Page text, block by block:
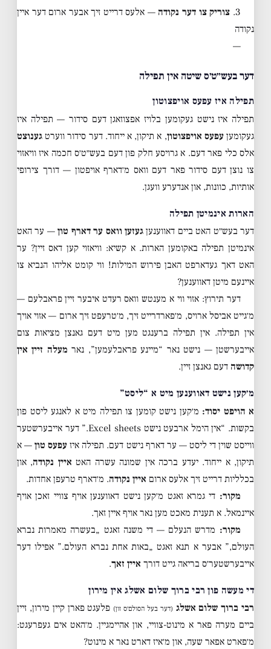
3. צוריק צו דער נקודה — אלעס דרייט זיך אבער ארום דער איין
נקודה
—
דער בעש״ט׳ס שיטה אין תפילה
תפילה איז עפעס אויפצוטון
תפילה איז נישט געקומען בלויז אפצוזאגן דעם סידור — תפילה איז
געקומעןעפעס אויפצוטון, א תיקון, א ייחוד. דער סידור ווערט גענוצט
אלס כלי פאר דעם. א גרויסע חלק פון דעם בעש״ט׳ס חכמה איז וויאזוי
צו נוצן דעם סידור פאר דעם וואס מ׳דארף אויפטון — דורך צירופי
אותיות, כוונות, און אנדערע וועגן.
הארות אינמיטן תפילה
דער בעש״ט האט ביים דאווענעןגעזען וואס ער דארף טון— ער האט
אינמיטן תפילה באקומען הארות. א קשיא: וויאזוי קען דאס זיין? ער
האט דאך געדארפט האבן פירוש המילות! ווי קומט אליהו הנביא צו
איינעם מיטן דאווענען?
דער תירוץ: אזוי ווי א מענטש וואס רעדט איבער זיין פראבלעם —
מ׳גייט אביסל ארויס, מ׳פארדרייט זיך, מ׳טרעפט זיך ארום — אזוי אויך
אין תפילה. אין תפילה ברענגט מען מיט דעם גאנצן מציאות צום
אייבערשטן — נישט נאר “מיינע פראבלעמען”, נאר מעלה זיין אין
קדושה דעם גאנצן זיין.
מ׳קען נישט דאווענען מיט א “ליסט”
א הויפט יסוד: מ׳קען נישט קומען צו תפילה מיט א לאנגע ליסט פון
בקשות. “אין הימל ארבעט נישט Excel sheets.” דער אייבערשטער
ווייסט שוין די ליסט — ער דארף נישט דעם. תפילה איז עפעס טון— א
תיקון, א ייחוד. יעדע ברכה אין שמונה עשרה האט איין נקודה, און
בכלליות דרייט זיך אלעס ארום איין נקודה. מ׳דארף טרעפן אחדות.
מקור: די גמרא זאגט מ׳קען נישט דאווענען אויף צוויי זאכן אויף
איינמאל. א תענית מאכט מען נאר אויף איין זאך.
מקור: מדרש הנעלם — די משנה זאגט „בעשרה מאמרות נברא
העולם,” אבער א תנא זאגט „באות אחת נברא העולם.” אפילו דער
אייבערשטער׳ס בריאה גייט דורך איין זאך.
די מעשה פון רבי ברוך שלום אשלג אין מירון
רבי ברוך שלום אשלג (דער בעל הסולם׳ס זון) פלעגט פארן קיין מירון, זיין
ביים מערה פאר א מינוט-צוויי, און אהיימגיין. מ׳האט אים געפרעגט:
מ׳פארט אפאר שעה, און מ׳איז דארט נאר א מינוט?